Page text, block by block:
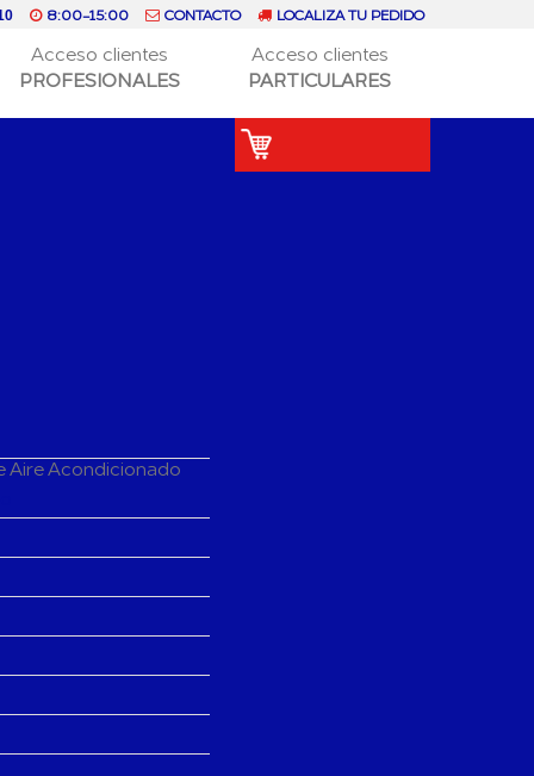
8:00-15:00 CONTACTO LOCALIZA TU PEDIDO
Acceso clientes
PROFESIONALES
Acceso clientes
PARTICULARES
Aire Acondicionado